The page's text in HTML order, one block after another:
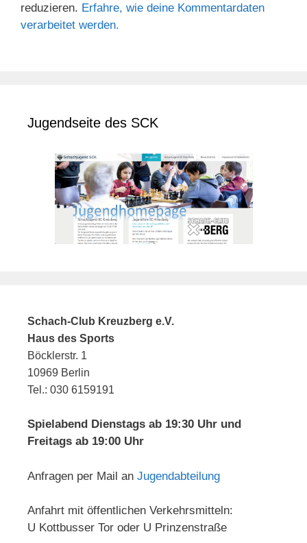
reduzieren. Erfahre, wie deine Kommentardaten
verarbeitet werden.
Jugendseite des SCK
Schach-Club Kreuzberg e.V.
Haus des Sports
Böcklerstr. 1
10969 Berlin
Tel.: 030 6159191
Spielabend Dienstags ab 19:30 Uhr und
Freitags ab 19:00 Uhr
Anfragen per Mail an Jugendabteilung
Anfahrt mit öffentlichen Verkehrsmitteln:
U Kottbusser Tor oder U Prinzenstraße